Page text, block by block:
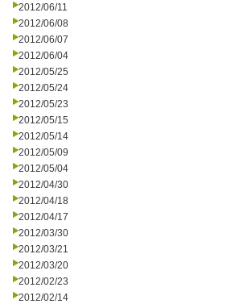
2012/06/11
2012/06/08
2012/06/07
2012/06/04
2012/05/25
2012/05/24
2012/05/23
2012/05/15
2012/05/14
2012/05/09
2012/05/04
2012/04/30
2012/04/18
2012/04/17
2012/03/30
2012/03/21
2012/03/20
2012/02/23
2012/02/14